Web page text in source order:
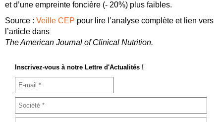
et d’une empreinte foncière (- 20%) plus faibles.
Source : Veille CEP pour lire l’analyse complète et lien vers
l’article dans
The American Journal of Clinical Nutrition.
Inscrivez-vous à notre Lettre d'Actualités !